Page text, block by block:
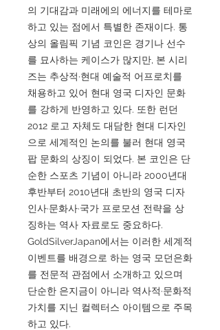
의 기대감과 미래에의 에너지를 테마로
하고 있는 점에서 특별한 존재이다. 통
상의 올림픽 기념 코인은 경기나 선수
를 묘사하는 케이스가 많지만, 본 시리
즈는 추상적·현대 예술적 어프로치를
채용하고 있어 현대 영국 디자인 문화
를 강하게 반영하고 있다. 또한 런던
2012 로고 자체도 대담한 현대 디자인
으로 세계적인 논의를 불러 현대 영국
팝 문화의 상징이 되었다. 본 코인은 단
순한 스포츠 기념이 아니라 2000년대
후반부터 2010년대 초반의 영국 디자
인사·문화사·국가 프로모션 전략을 상
징하는 역사 자료로도 중요하다.
GoldSilverJapan에서는 이러한 세계적
이벤트를 배경으로 하는 영국 모던은화
를 전문적 관점에서 소개하고 있으며
단순한 은지금이 아니라 역사적·문화적
가치를 지닌 컬렉터스 아이템으로 주목
하고 있다.